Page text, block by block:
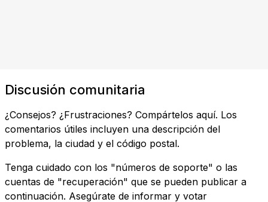
Discusión comunitaria
¿Consejos? ¿Frustraciones? Compártelos aquí. Los
comentarios útiles incluyen una descripción del
problema, la ciudad y el código postal.
Tenga cuidado con los "números de soporte" o las
cuentas de "recuperación" que se pueden publicar a
continuación. Asegúrate de informar y votar